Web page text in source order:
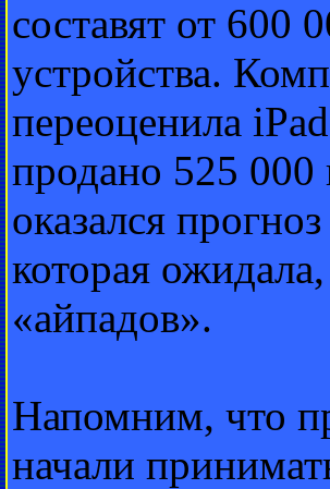
составят от 600
устройства.
переоценила
продано 525
оказался
которая
«айпадов».
Напомним, что
начали